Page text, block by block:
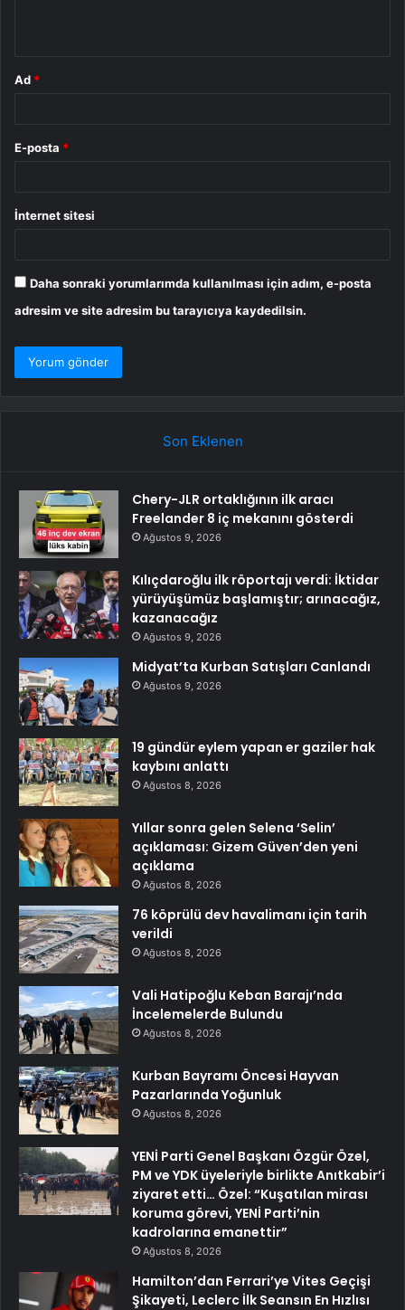
Ad *
E-posta *
İnternet sitesi
Daha sonraki yorumlarımda kullanılması için adım, e-posta
adresim ve site adresim bu tarayıcıya kaydedilsin.
Son Eklenen
Chery-JLR ortaklığının ilk aracı
Freelander 8 iç mekanını gösterdi
Ağustos 9, 2026
Kılıçdaroğlu ilk röportajı verdi: İktidar
yürüyüşümüz başlamıştır; arınacağız,
kazanacağız
Ağustos 9, 2026
Midyat’ta Kurban Satışları Canlandı
Ağustos 9, 2026
19 gündür eylem yapan er gaziler hak
kaybını anlattı
Ağustos 8, 2026
Yıllar sonra gelen Selena ‘Selin’
açıklaması: Gizem Güven’den yeni
açıklama
Ağustos 8, 2026
76 köprülü dev havalimanı için tarih
verildi
Ağustos 8, 2026
Vali Hatipoğlu Keban Barajı’nda
İncelemelerde Bulundu
Ağustos 8, 2026
Kurban Bayramı Öncesi Hayvan
Pazarlarında Yoğunluk
Ağustos 8, 2026
YENİ Parti Genel Başkanı Özgür Özel,
PM ve YDK üyeleriyle birlikte Anıtkabir’i
ziyaret etti… Özel: “Kuşatılan mirası
koruma görevi, YENİ Parti’nin
kadrolarına emanettir”
Ağustos 8, 2026
Hamilton’dan Ferrari’ye Vites Geçişi
Şikayeti, Leclerc İlk Seansın En Hızlısı